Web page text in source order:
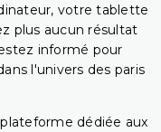
votre tablette
plus aucun résultat
informé pour
l'univers des paris
dédiée aux